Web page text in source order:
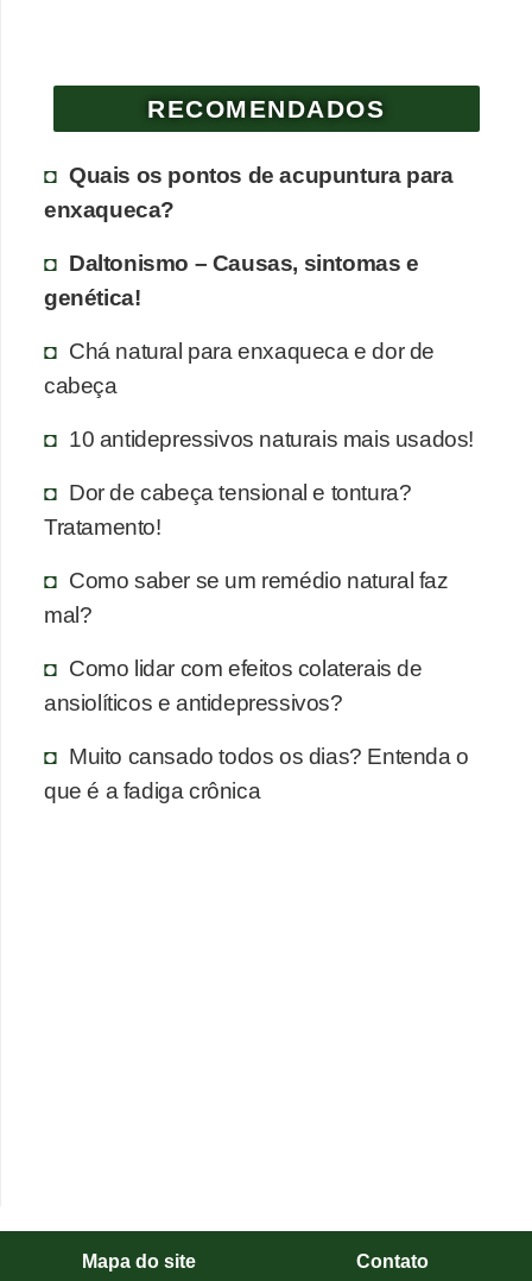
RECOMENDADOS
Quais os pontos de acupuntura para
enxaqueca?
Daltonismo – Causas, sintomas e
genética!
Chá natural para enxaqueca e dor de
cabeça
10 antidepressivos naturais mais usados!
Dor de cabeça tensional e tontura?
Tratamento!
Como saber se um remédio natural faz
mal?
Como lidar com efeitos colaterais de
ansiolíticos e antidepressivos?
Muito cansado todos os dias? Entenda o
que é a fadiga crônica
Mapa do site Contato